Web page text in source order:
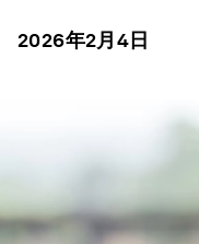
2026年2月4日